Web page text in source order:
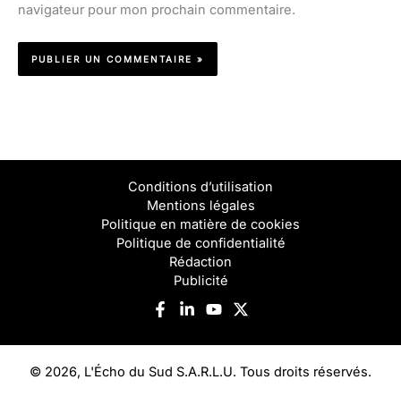
navigateur pour mon prochain commentaire.
Conditions d’utilisation
Mentions légales
Politique en matière de cookies
Politique de confidentialité
Rédaction
Publicité
© 2026, L'Écho du Sud S.A.R.L.U. Tous droits réservés.